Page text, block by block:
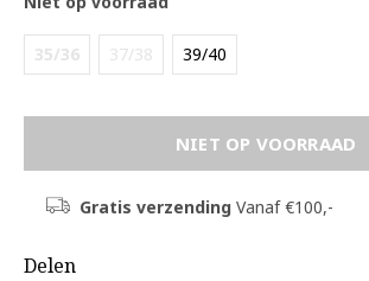
35/36 37/38 39/40
NIET OP VOORRAAD
Gratis verzendingVanaf €100,-
Delen